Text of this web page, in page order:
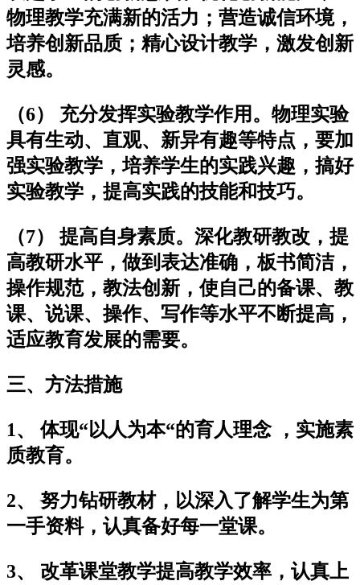
物理教学充满新的活力；营造诚信环境，
培养创新品质；精心设计教学，激发创新
灵感。
（6） 充分发挥实验教学作用。物理实验
具有生动、直观、新异有趣等特点，要加
强实验教学，培养学生的实践兴趣，搞好
实验教学，提高实践的技能和技巧。
（7） 提高自身素质。深化教研教改，提
高教研水平，做到表达准确，板书简洁，
操作规范，教法创新，使自己的备课、教
课、说课、操作、写作等水平不断提高，
适应教育发展的需要。
三、方法措施
1、 体现“以人为本“的育人理念 ，实施素
质教育。
2、 努力钻研教材，以深入了解学生为第
一手资料，认真备好每一堂课。
3、 改革课堂教学提高教学效率，认真上